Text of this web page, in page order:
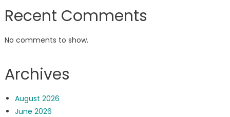
Recent Comments
No comments to show.
Archives
August 2026
June 2026